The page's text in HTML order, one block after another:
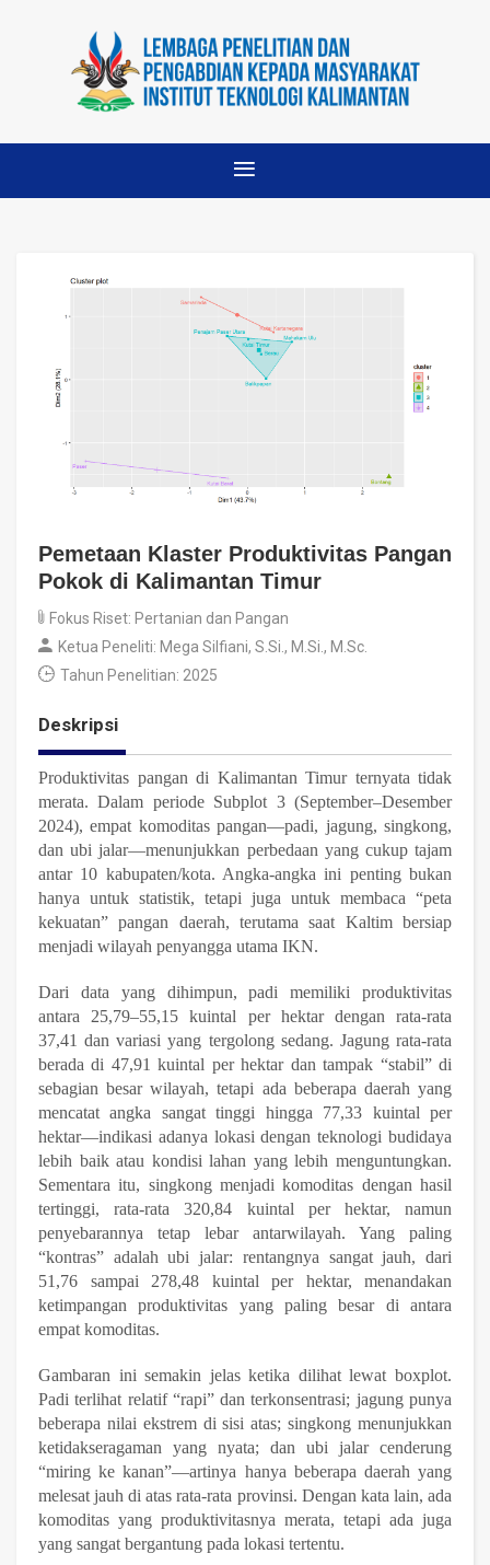
Pemetaan Klaster Produktivitas Pangan
Pokok di Kalimantan Timur
Fokus Riset: Pertanian dan Pangan
Ketua Peneliti: Mega Silfiani, S.Si., M.Si., M.Sc.
Tahun Penelitian: 2025
Deskripsi
Produktivitas pangan di Kalimantan Timur ternyata tidak
merata. Dalam periode Subplot 3 (September–Desember
2024), empat komoditas pangan—padi, jagung, singkong,
dan ubi jalar—menunjukkan perbedaan yang cukup tajam
antar 10 kabupaten/kota. Angka-angka ini penting bukan
hanya untuk statistik, tetapi juga untuk membaca “peta
kekuatan” pangan daerah, terutama saat Kaltim bersiap
menjadi wilayah penyangga utama IKN.
Dari data yang dihimpun, padi memiliki produktivitas
antara 25,79–55,15 kuintal per hektar dengan rata-rata
37,41 dan variasi yang tergolong sedang. Jagung rata-rata
berada di 47,91 kuintal per hektar dan tampak “stabil” di
sebagian besar wilayah, tetapi ada beberapa daerah yang
mencatat angka sangat tinggi hingga 77,33 kuintal per
hektar—indikasi adanya lokasi dengan teknologi budidaya
lebih baik atau kondisi lahan yang lebih menguntungkan.
Sementara itu, singkong menjadi komoditas dengan hasil
tertinggi, rata-rata 320,84 kuintal per hektar, namun
penyebarannya tetap lebar antarwilayah. Yang paling
“kontras” adalah ubi jalar: rentangnya sangat jauh, dari
51,76 sampai 278,48 kuintal per hektar, menandakan
ketimpangan produktivitas yang paling besar di antara
empat komoditas.
Gambaran ini semakin jelas ketika dilihat lewat boxplot.
Padi terlihat relatif “rapi” dan terkonsentrasi; jagung punya
beberapa nilai ekstrem di sisi atas; singkong menunjukkan
ketidakseragaman yang nyata; dan ubi jalar cenderung
“miring ke kanan”—artinya hanya beberapa daerah yang
melesat jauh di atas rata-rata provinsi. Dengan kata lain, ada
komoditas yang produktivitasnya merata, tetapi ada juga
yang sangat bergantung pada lokasi tertentu.